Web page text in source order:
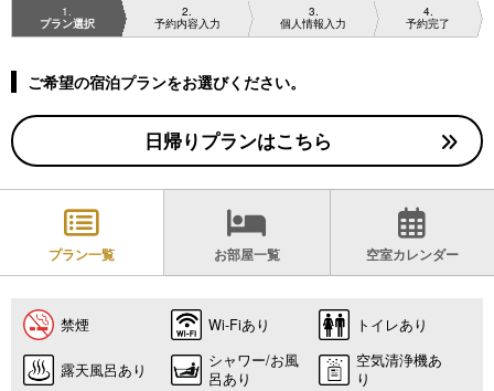
1
プラン選択
2
予約内容入力
3
個人情報入力
4
予約完了
ご希望の宿泊プランをお選びください。
日帰りプランはこちら
プラン一覧 お部屋一覧 空室カレンダー
禁煙 Wi-Fiあり トイレあり
露天風呂あり
シャワー/お風
呂あり
空気清浄機あ
り